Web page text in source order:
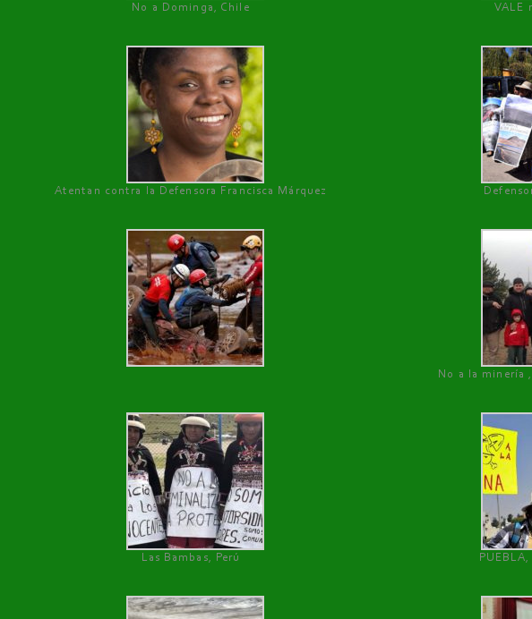
No a Dominga, Chile
VALE
Atentan contra la Defensora Francisca Márquez
No a la minería
Las Bambas, Perú